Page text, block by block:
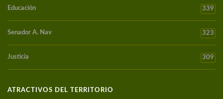
Educación 339
Senador A. Nav 323
Justicia 309
ATRACTIVOS DEL TERRITORIO